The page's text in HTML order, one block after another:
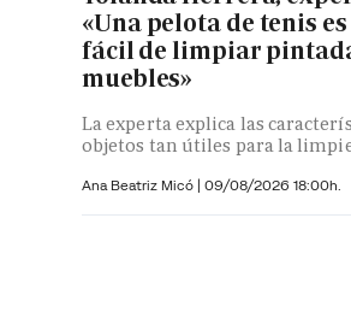
«Una pelota de tenis
fácil de limpiar
muebles»
La experta explica las
objetos tan útiles para la
Ana Beatriz Micó | 09/08/2026 18:00h.